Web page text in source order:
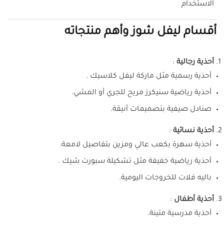
الاستخدام
أقسام ليفل شوز وأهم منتجاته
أحذية رجالية :
أحذية رسمية مثل ماركة ليفل كلاسيك .
أحذية رياضية سنيكرز مريح للجري أو المشي.
صنادل صيفية بتصميمات أنيقة.
أحذية نسائية :
أحذية سهرة بكعب عالي ومزين بتفاصيل لامعة.
أحذية رياضية خفيفة مثل تشكيلة سبورت شيك .
باليه فلات للخروجات اليومية.
أحذية أطفال :
أحذية مدرسية متينة.